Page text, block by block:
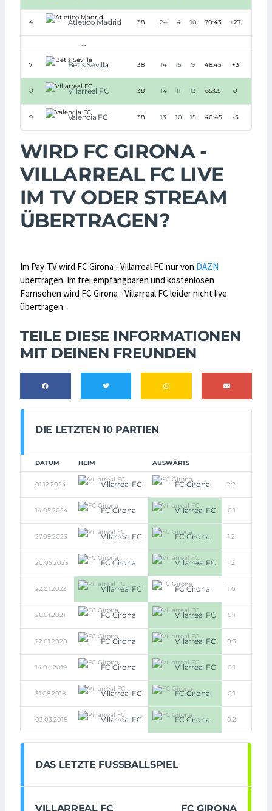
4 Atletico Madrid 38 24 4 10 70:43 +27
...
7 Betis Sevilla 38 14 15 9 48:45 +3
8 Villarreal FC 38 14 11 13 65:65 0
9 Valencia FC 38 13 10 15 40:45 -5
WIRD FC GIRONA -
VILLARREAL FC LIVE
IM TV ODER STREAM
ÜBERTRAGEN?
Im Pay-TV wird FC Girona - Villarreal FC nur von DAZN
übertragen. Im frei empfangbaren und kostenlosen
Fernsehen wird FC Girona - Villarreal FC leider nicht live
übertragen.
TEILE DIESE INFORMATIONEN
MIT DEINEN FREUNDEN
DIE LETZTEN 10 PARTIEN
DATUM HEIM AUSWÄRTS
01.12.2024 Villarreal FC FC Girona 2:2
14.05.2024 FC Girona Villarreal FC 0:1
27.09.2023 Villarreal FC FC Girona 1:2
20.05.2023 FC Girona Villarreal FC 1:2
22.01.2023 Villarreal FC FC Girona 1:0
26.01.2021 FC Girona Villarreal FC 0:1
22.01.2020 FC Girona Villarreal FC 0:3
14.04.2019 FC Girona Villarreal FC 0:1
31.08.2018 Villarreal FC FC Girona 0:1
03.03.2018 Villarreal FC FC Girona 0:2
DAS LETZTE FUSSBALLSPIEL
VILLARREAL FC FC GIRONA